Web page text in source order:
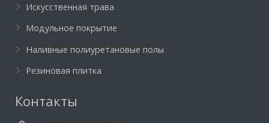
Искусственная трава
Модульное покрытие
Наливные полиуретановые полы
Резиновая плитка
Контакты